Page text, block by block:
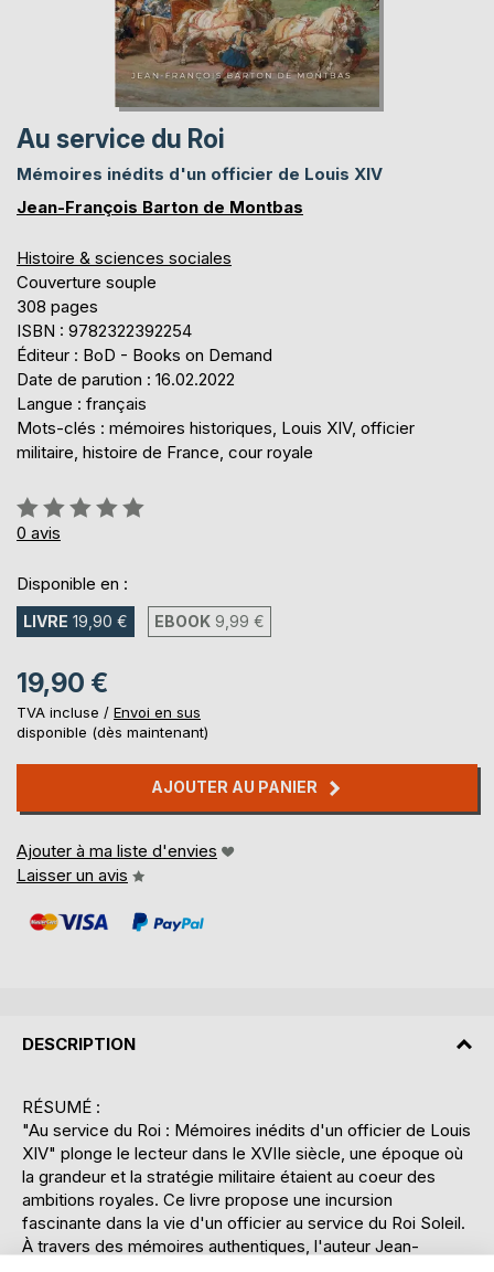
Au service du Roi
Mémoires inédits d'un officier de Louis XIV
Jean-François Barton de Montbas
Histoire & sciences sociales
Couverture souple
308 pages
ISBN : 9782322392254
Éditeur : BoD - Books on Demand
Date de parution : 16.02.2022
Langue : français
Mots-clés : mémoires historiques, Louis XIV, officier
militaire, histoire de France, cour royale
Évaluation:
0%
0 avis
Disponible en :
LIVRE 19,90 € EBOOK 9,99 €
19,90 €
TVA incluse / Envoi en sus
disponible (dès maintenant)
AJOUTER AU PANIER
Ajouter à ma liste d'envies
Laisser un avis
DESCRIPTION
RÉSUMÉ :
"Au service du Roi : Mémoires inédits d'un officier de Louis
XIV" plonge le lecteur dans le XVIIe siècle, une époque où
la grandeur et la stratégie militaire étaient au coeur des
ambitions royales. Ce livre propose une incursion
fascinante dans la vie d'un officier au service du Roi Soleil.
À travers des mémoires authentiques, l'auteur Jean-